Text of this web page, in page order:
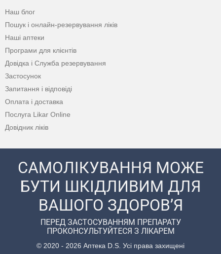
Наш блог
Пошук і онлайн-резервування ліків
Наші аптеки
Програми для клієнтів
Довідка і Служба резервування
Застосунок
Запитання і відповіді
Оплата і доставка
Послуга Likar Online
Довідник ліків
САМОЛІКУВАННЯ МОЖЕ
БУТИ ШКІДЛИВИМ ДЛЯ
ВАШОГО ЗДОРОВ’Я
ПЕРЕД ЗАСТОСУВАННЯМ ПРЕПАРАТУ
ПРОКОНСУЛЬТУЙТЕСЯ З ЛІКАРЕМ
© 2020 - 2026 Аптека D.S. Усі права захищені